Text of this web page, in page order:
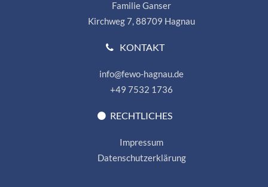
Familie Ganser
Kirchweg 7, 88709 Hagnau
KONTAKT
info@fewo-hagnau.de
+49 7532 1736
RECHTLICHES
Impressum
Datenschutzerklärung